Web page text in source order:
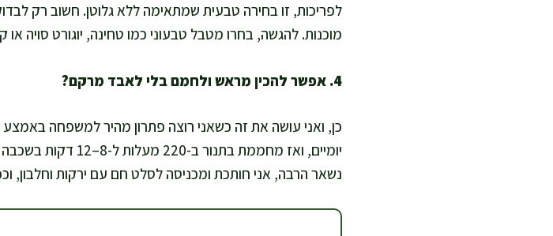
לפריכות, זו בחירה טבעית שמתאימה ללא גלוטן. חשוב רק
מוכנות. להגשה, בחרו מטבל טבעוני כמו טחינה, יוגורט סויה
4. אפשר להכין מראש ולחמם בלי לאבד מרקם?
כן, ואני עושה את זה כשאני רוצה פתרון מהיר למשפחה
יומיים, ואז מחממת
נשאר הרבה, אני חותכת ומכניסה לסלט חם עם ירקות וחלבון,